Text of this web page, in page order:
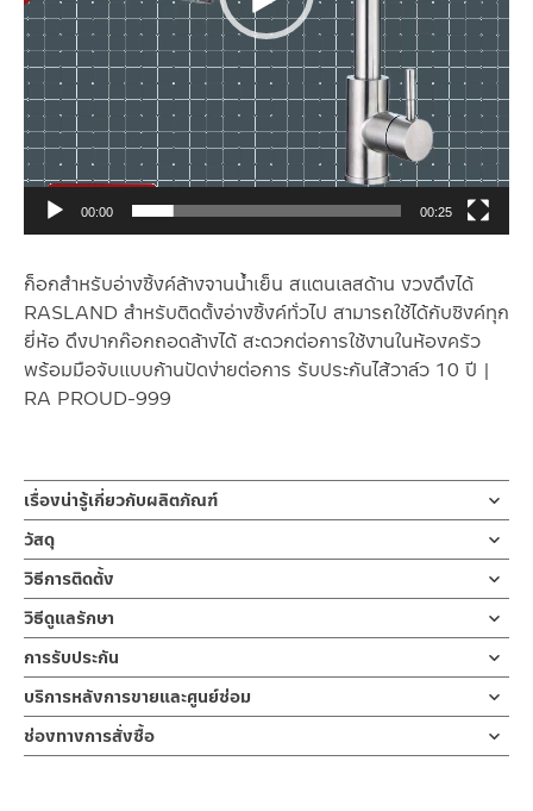
ก็อกสำหรับอ่างซิ้งค์ล้างจานน้ำเย็น สแตนเลสด้าน งวงดึงได้
RASLAND สำหรับติดตั้งอ่างซิ้งค์ทั่วไป สามารถใช้ได้กับซิงค์ทุก
ยี่ห้อ ดึงปากก๊อกถอดล้างได้ สะดวกต่อการใช้งานในห้องครัว
พร้อมมือจับแบบก้านปัดง่ายต่อการ รับประกันไส้วาล์ว 10 ปี |
RA PROUD-999
00:00 00:25
เรื่องน่ารู้เกี่ยวกับผลิตภัณฑ์
ก๊อกซิ้งค์ผลิตจากสแตนเลส 304 ปากก๊อกดึงได้ 40 ซม. หัวก๊อก 2
ระบบ ก้านเปิด-ปิดแบบโยก ตัวล๊อคแบบเป็นทองเหลือง
ดีไซน์หรู สร้างความสวยหรูในห้องครัว งวงก๊อกสามารถดึงปากก๊อก
ออกมาฉีดล้างทำให้ฉีดล้างสะดวก และสะอาดมากขึ้น ปากก๊อกปรับระบบ
ได้ 2 แบบ ดึงปากก๊อกได้ 40 ซม สามารถใช้ได้ทั้งระบบสเปรย์ฉีดล้าง และ
ระบบอ่อนนุ่ม ราคาย่อมเยา
วัสดุ
ตัวก๊อกน้ำ
ผลิตจากสแตนเลส เกรด 304
แหวนล็อตฐาน
ผลิตจากทองเหลือง
วิธีการติดตั้ง
ข้อแนะนำในการติดตั้ง
ฝักบัว และ ชุดสายฉีดชำระ
สำหรับการติดตั้งใหม่ ให้ไล่ฝุ่น เศษทราย เศษท่อ ออกจากท่อน้ำก่อนติด
ตั้งสินค้า โดยปล่อยน้ำให้ไหลออกจากท่อนาน 1 นาที เพื่อให้แรงน้ำพัด
พาเศษละอองต่างๆ ออกจากท่อน้ำ มิเช่นนั้นสิ่งสกปรกจะเข้าไปภายใน
สินค้าและสร้างความเสียหายได้ หากตรวจพบเศษละอองต่างๆในสินค้า
จะไม่อยู่ในเงื่อนไขการรับประกัน
วิธีดูแลรักษา
คำแนะนำในการดูแลรักษาผลิตภัณฑ์
1. ไม่ทำสินค้าให้เกิดความเสียหายอื่น ๆ นอกจากการใช้งานปกติ เช่นไม่
ทำตก ไม่งัดหรือโยกสินค้าแรงๆ
2. ทำความสะอาดสินค้าโดยการใช้ผ้านุ่มๆชุบน้ำหมาดๆแล้วเช็ดให้แห้ง
3. ห้ามใช้สารเคมีที่มีฤทธิ์เป็นกรด ในการทำความสะอาด เนื่องจากผิว
การรับประกัน
รับประกันไส้วาล์ว ไม่รั่วซึม 10 ปี
บริการหลังการขายและศูนย์ซ่อม
ช่องทางออนไลน์
– Email: contact@charnpaiboon.com
ช่องทางการสั่งซื้อ